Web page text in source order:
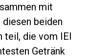
mit
diesen beiden
teil, die vom IEI
Getränk